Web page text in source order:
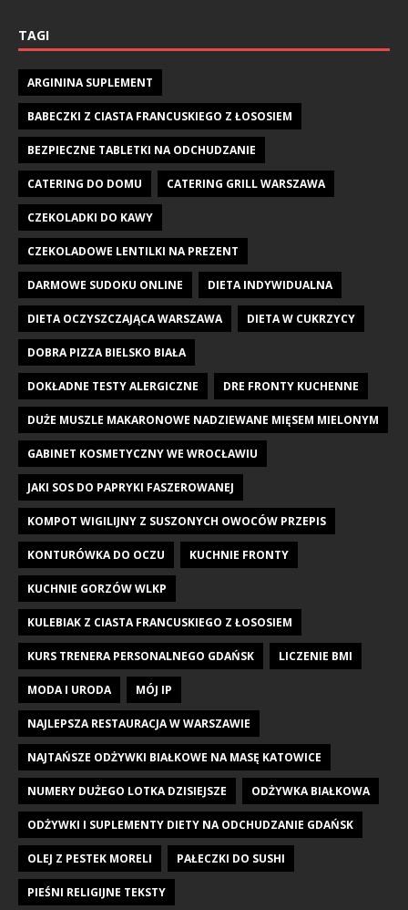
TAGI
ARGININA SUPLEMENT
BABECZKI Z CIASTA FRANCUSKIEGO Z ŁOSOSIEM
BEZPIECZNE TABLETKI NA ODCHUDZANIE
CATERING DO DOMU CATERING GRILL WARSZAWA
CZEKOLADKI DO KAWY
CZEKOLADOWE LENTILKI NA PREZENT
DARMOWE SUDOKU ONLINE DIETA INDYWIDUALNA
DIETA OCZYSZCZAJĄCA WARSZAWA DIETA W CUKRZYCY
DOBRA PIZZA BIELSKO BIAŁA
DOKŁADNE TESTY ALERGICZNE DRE FRONTY KUCHENNE
DUŻE MUSZLE MAKARONOWE NADZIEWANE MIĘSEM MIELONYM
GABINET KOSMETYCZNY WE WROCŁAWIU
JAKI SOS DO PAPRYKI FASZEROWANEJ
KOMPOT WIGILIJNY Z SUSZONYCH OWOCÓW PRZEPIS
KONTURÓWKA DO OCZU KUCHNIE FRONTY
KUCHNIE GORZÓW WLKP
KULEBIAK Z CIASTA FRANCUSKIEGO Z ŁOSOSIEM
KURS TRENERA PERSONALNEGO GDAŃSK LICZENIE BMI
MODA I URODA MÓJ IP
NAJLEPSZA RESTAURACJA W WARSZAWIE
NAJTAŃSZE ODŻYWKI BIAŁKOWE NA MASĘ KATOWICE
NUMERY DUŻEGO LOTKA DZISIEJSZE ODŻYWKA BIAŁKOWA
ODŻYWKI I SUPLEMENTY DIETY NA ODCHUDZANIE GDAŃSK
OLEJ Z PESTEK MORELI PAŁECZKI DO SUSHI
PIEŚNI RELIGIJNE TEKSTY